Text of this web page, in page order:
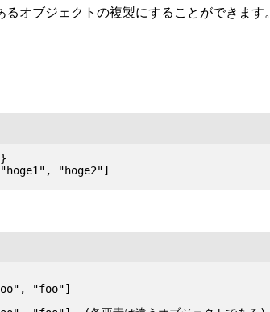
オブジェクトの複製にすることができます。
"foo"]